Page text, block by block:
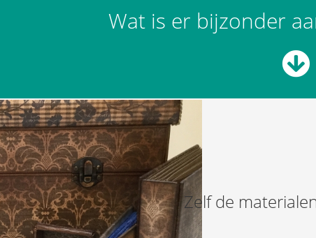
Wat is er bijzonder
Zelf de